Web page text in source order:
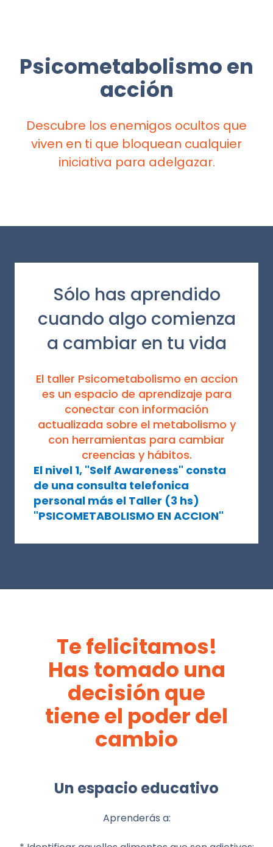
Psicometabolismo en
acción
Descubre los enemigos ocultos que
viven en ti que bloquean cualquier
iniciativa para adelgazar.
Sólo has aprendido
cuando algo comienza
a cambiar en tu vida
El taller Psicometabolismo en accion
es un espacio de aprendizaje para
conectar con información
actualizada sobre el metabolismo y
con herramientas para cambiar
creencias y hábitos.
El nivel 1, "Self Awareness" consta
de una consulta telefonica
personal más el Taller (3 hs)
"PSICOMETABOLISMO EN ACCION"
Te felicitamos!
Has tomado una
decisión que
tiene el poder del
cambio
Un espacio educativo
Aprenderás a: